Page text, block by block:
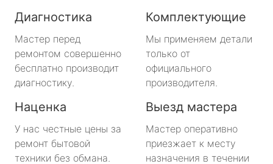
Диагностика
Мастер перед
ремонтом совершенно
бесплатно производит
диагностику.
Комплектующие
Мы применяем детали
только от
официального
производителя.
Наценка
У нас честные цены за
ремонт бытовой
техники без обмана.
Выезд мастера
Мастер оперативно
приезжает к месту
назначения в течении